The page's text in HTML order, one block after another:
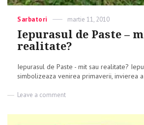
Categories
Sarbatori
Posted
on
martie 11, 2010
Iepurasul de Paste –
realitate?
Iepurasul de Paste - mit sau realitate?
simbolizeaza venirea primaverii, invierea
Leave a comment
de